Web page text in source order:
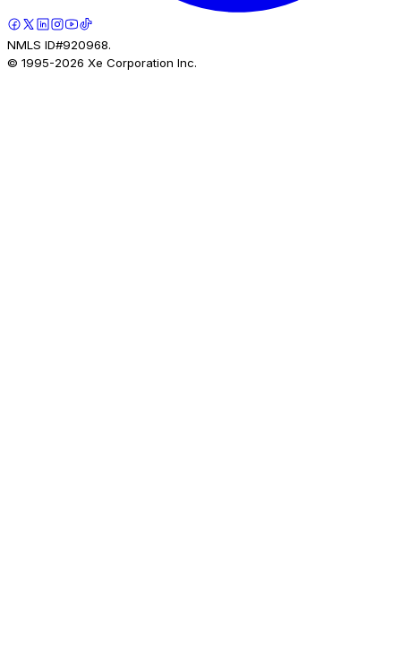
NMLS ID#920968.
© 1995-2026 Xe Corporation Inc.